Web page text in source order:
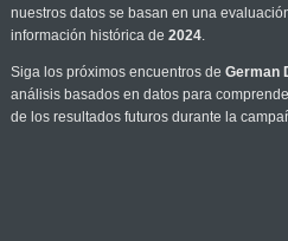
nuestros datos se basan en una
información histórica de 2024.
Siga los próximos encuentros de German
análisis basados en datos para
de los resultados futuros durante la